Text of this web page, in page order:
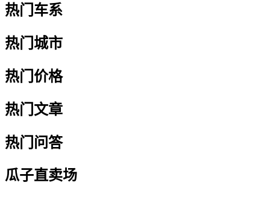
热门车系
热门城市
热门价格
热门文章
热门问答
瓜子直卖场